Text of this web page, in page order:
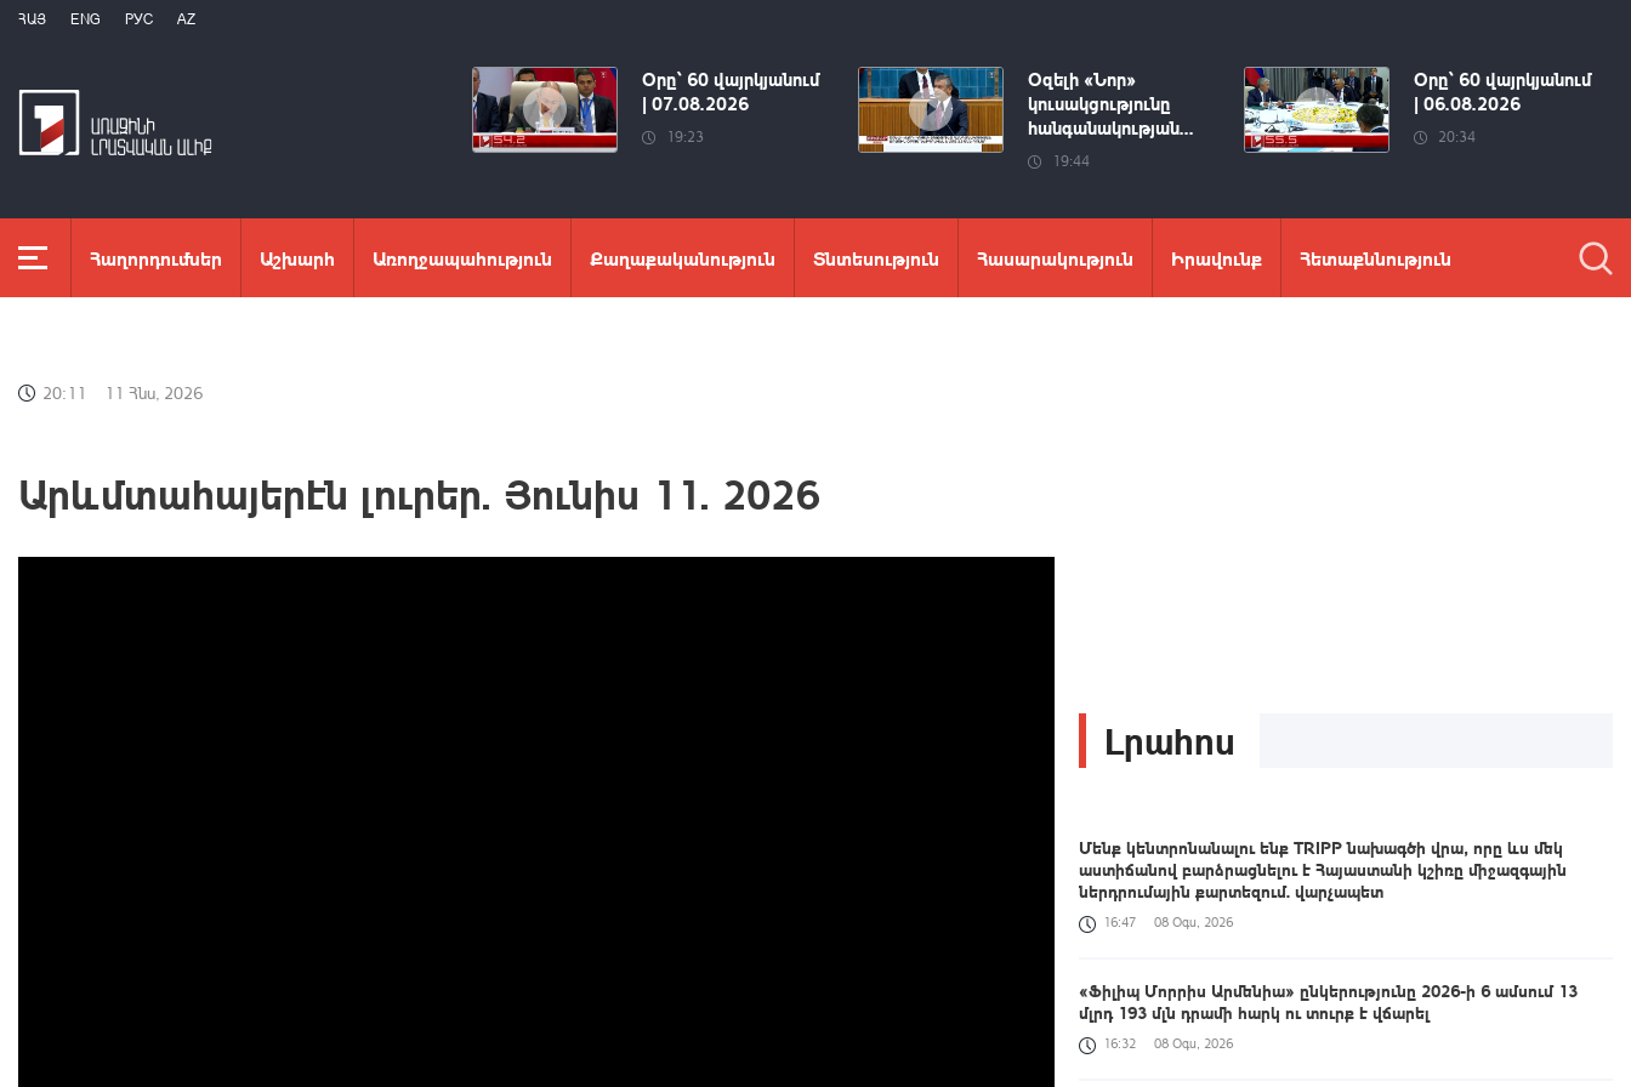
ՀԱՅ ENG РУС AZ
Օրը՝ 60 վայրկյանում
| 07.08.2026
19:23
Օզելի «Նոր»
կուսակցությունը
հանգանակության...
19:44
Օրը՝ 60 վայրկյանում
| 06.08.2026
20:34
Հաղորդումներ Աշխարհ Առողջապահություն Քաղաքականություն Տնտեսություն Հասարակություն Իրավունք Հետաքննություն
20:11 11 Հնս, 2026
Արևմտահայերէն լուրեր. Յունիս 11. 2026
Լրահոս
Մենք կենտրոնանալու ենք TRIPP նախագծի վրա, որը ևս մեկ
աստիճանով բարձրացնելու է Հայաստանի կշիռը միջազգային
ներդրումային քարտեզում. վարչապետ
16:47 08 Օգս, 2026
«Ֆիլիպ Մորրիս Արմենիա» ընկերությունը 2026-ի 6 ամսում 13
մլրդ 193 մլն դրամի հարկ ու տուրք է վճարել
16:32 08 Օգս, 2026